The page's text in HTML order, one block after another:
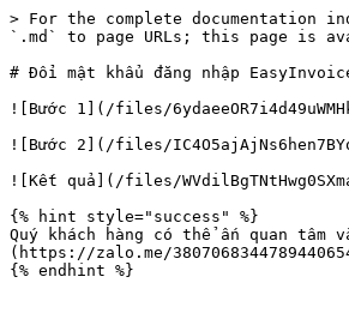
> For the complete documentation
`.md` to page URLs; this page is
# Đổi mật khẩu đăng nhập
![Bước 1](/files/
![Bước 2](/files/
![Kết quả](/files/
{% hint style="success" %}
Quý khách hàng có thể ấn quan
(https://zalo.me/